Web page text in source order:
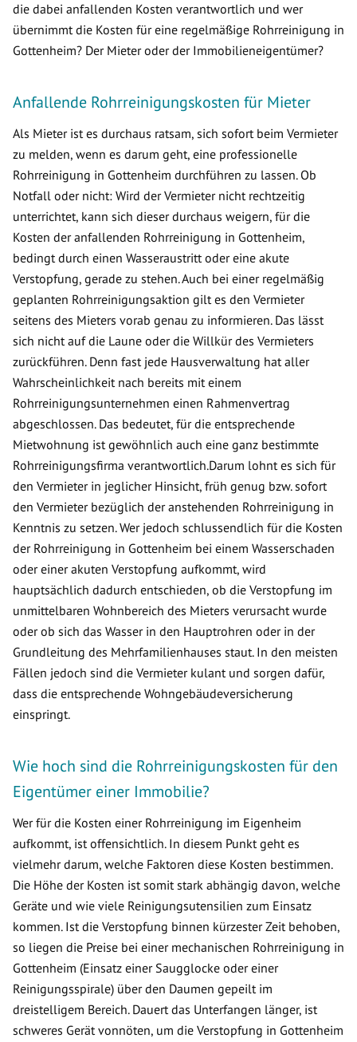
die dabei anfallenden Kosten verantwortlich und wer
übernimmt die Kosten für eine regelmäßige Rohrreinigung in
Gottenheim? Der Mieter oder der Immobilieneigentümer?
Anfallende Rohrreinigungskosten für Mieter
Als Mieter ist es durchaus ratsam, sich sofort beim Vermieter
zu melden, wenn es darum geht, eine professionelle
Rohrreinigung in Gottenheim durchführen zu lassen. Ob
Notfall oder nicht: Wird der Vermieter nicht rechtzeitig
unterrichtet, kann sich dieser durchaus weigern, für die
Kosten der anfallenden Rohrreinigung in Gottenheim,
bedingt durch einen Wasseraustritt oder eine akute
Verstopfung, gerade zu stehen. Auch bei einer regelmäßig
geplanten Rohrreinigungsaktion gilt es den Vermieter
seitens des Mieters vorab genau zu informieren. Das lässt
sich nicht auf die Laune oder die Willkür des Vermieters
zurückführen. Denn fast jede Hausverwaltung hat aller
Wahrscheinlichkeit nach bereits mit einem
Rohrreinigungsunternehmen einen Rahmenvertrag
abgeschlossen. Das bedeutet, für die entsprechende
Mietwohnung ist gewöhnlich auch eine ganz bestimmte
Rohrreinigungsfirma verantwortlich.Darum lohnt es sich für
den Vermieter in jeglicher Hinsicht, früh genug bzw. sofort
den Vermieter bezüglich der anstehenden Rohrreinigung in
Kenntnis zu setzen. Wer jedoch schlussendlich für die Kosten
der Rohrreinigung in Gottenheim bei einem Wasserschaden
oder einer akuten Verstopfung aufkommt, wird
hauptsächlich dadurch entschieden, ob die Verstopfung im
unmittelbaren Wohnbereich des Mieters verursacht wurde
oder ob sich das Wasser in den Hauptrohren oder in der
Grundleitung des Mehrfamilienhauses staut. In den meisten
Fällen jedoch sind die Vermieter kulant und sorgen dafür,
dass die entsprechende Wohngebäudeversicherung
einspringt.
Wie hoch sind die Rohrreinigungskosten für den
Eigentümer einer Immobilie?
Wer für die Kosten einer Rohrreinigung im Eigenheim
aufkommt, ist offensichtlich. In diesem Punkt geht es
vielmehr darum, welche Faktoren diese Kosten bestimmen.
Die Höhe der Kosten ist somit stark abhängig davon, welche
Geräte und wie viele Reinigungsutensilien zum Einsatz
kommen. Ist die Verstopfung binnen kürzester Zeit behoben,
so liegen die Preise bei einer mechanischen Rohrreinigung in
Gottenheim (Einsatz einer Saugglocke oder einer
Reinigungsspirale) über den Daumen gepeilt im
dreistelligem Bereich. Dauert das Unterfangen länger, ist
schweres Gerät vonnöten, um die Verstopfung in Gottenheim